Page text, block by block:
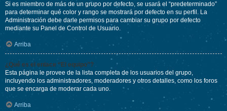
Si es miembro de más de un grupo por defecto, se usará el “predeterminado”
para determinar qué color y rango se mostrará por defecto en su perfil. La
Administración debe darle permisos para cambiar su grupo por defecto
mediante su Panel de Control de Usuario.
Arriba
¿Qué es el enlace “El equipo”?
Esta página le provee de la lista completa de los usuarios del grupo,
incluyendo los administradores, moderadores y otros detalles, como los foros
que se encarga de moderar cada uno.
Arriba